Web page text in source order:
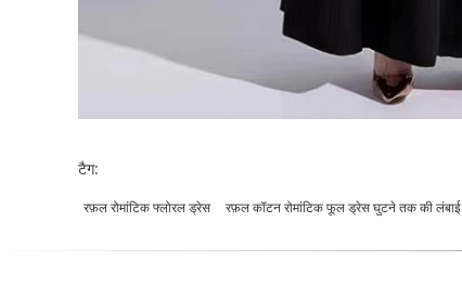
टैग:
रफ़ल रोमांटिक फ्लोरल ड्रेस रफ़ल कॉटन रोमांटिक फूल ड्रेस घुटने तक की लंबाई